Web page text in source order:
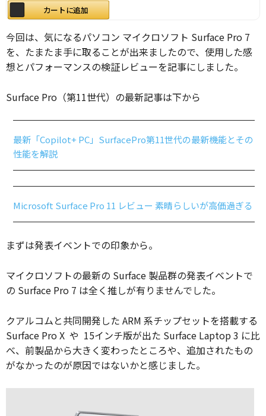
カートに追加
今回は、気になるパソコン マイクロソフト Surface Pro 7
を、たまたま手に取ることが出来ましたので、使用した感
想とパフォーマンスの検証レビューを記事にしました。
Surface Pro（第11世代）の最新記事は下から
最新「Copilot+ PC」SurfacePro第11世代の最新機能とその
性能を解説
Microsoft Surface Pro 11 レビュー 素晴らしいが高価過ぎる
まずは発表イベントでの印象から。
マイクロソフトの最新の Surface 製品群の発表イベントで
の Surface Pro 7 は全く推しが有りませんでした。
クアルコムと共同開発した ARM 系チップセットを搭載する
Surface Pro X や 15インチ版が出た Surface Laptop 3 に比
べ、前製品から大きく変わったところや、追加されたもの
がなかったのが原因ではないかと感じました。